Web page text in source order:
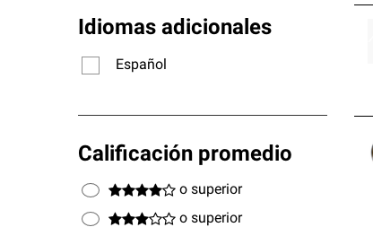
Idiomas adicionales
Español
Calificación promedio
o superior
o superior